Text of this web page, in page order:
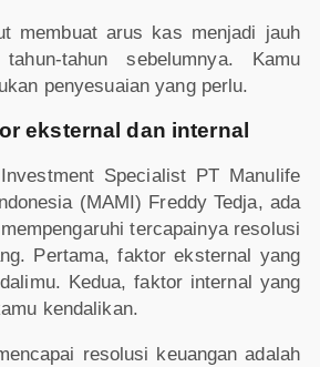
membuat arus kas menjadi jauh
tahun sebelumnya. Kamu
penyesuaian yang perlu.
eksternal dan internal
Specialist PT Manulife
(MAMI) Freddy Tedja, ada
tercapainya resolusi
Pertama, faktor eksternal yang
Kedua, faktor internal yang
kendalikan.
resolusi keuangan adalah